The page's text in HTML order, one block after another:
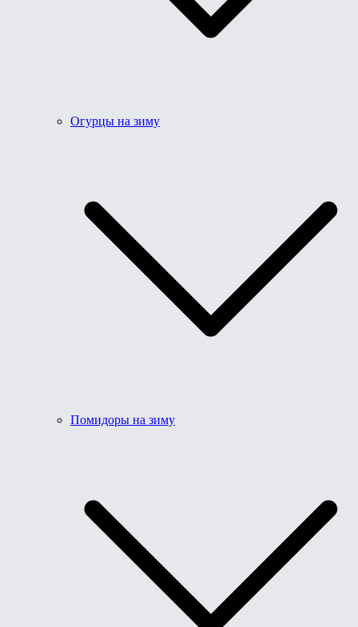
Огурцы на зиму
Помидоры на зиму